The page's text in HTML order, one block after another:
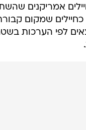
7,702 חיילים
כחיילים שמקום
נמצאים לפי הערכות